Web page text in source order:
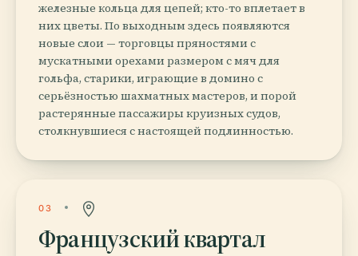
железные кольца для цепей; кто-то вплетает в
них цветы. По выходным здесь появляются
новые слои — торговцы пряностями с
мускатными орехами размером с мяч для
гольфа, старики, играющие в домино с
серьёзностью шахматных мастеров, и порой
растерянные пассажиры круизных судов,
столкнувшиеся с настоящей подлинностью.
03
Французский квартал